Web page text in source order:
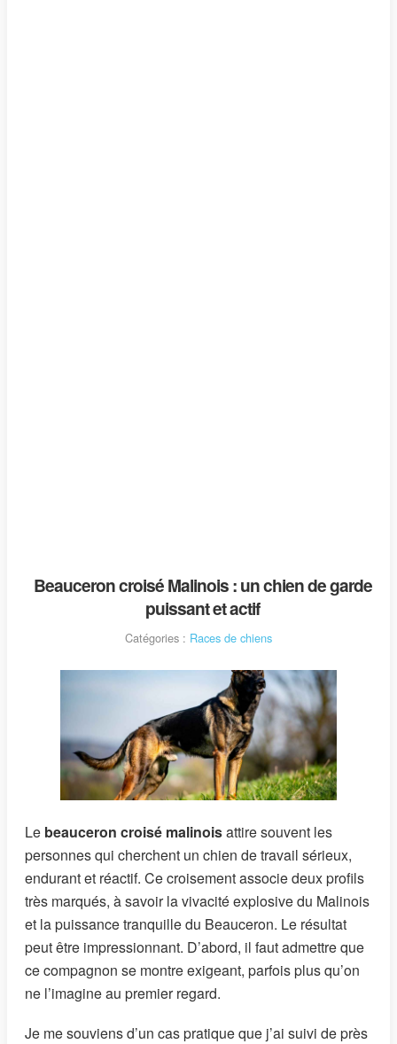
Beauceron croisé Malinois : un chien de garde
puissant et actif
Catégories : Races de chiens
Le beauceron croisé malinoisattire souvent les
personnes qui cherchent un chien de travail sérieux,
endurant et réactif. Ce croisement associe deux profils
très marqués, à savoir la vivacité explosive du Malinois
et la puissance tranquille du Beauceron. Le résultat
peut être impressionnant. D’abord, il faut admettre que
ce compagnon se montre exigeant, parfois plus qu’on
ne l’imagine au premier regard.
Je me souviens d’un cas pratique que j’ai suivi de près